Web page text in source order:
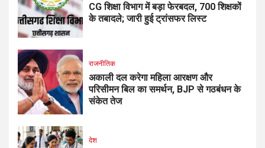
CG शिक्षा विभाग में बड़ा फेरबदल, 700 शिक्षकों
के तबादले; जारी हुई ट्रांसफर लिस्ट
राजनीतिक
अकाली दल करेगा महिला आरक्षण और
परिसीमन बिल का समर्थन, BJP से गठबंधन के
संकेत तेज
देश